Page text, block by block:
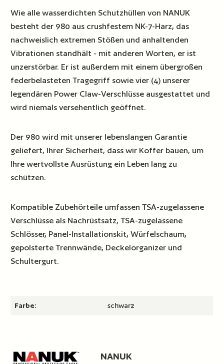
Wie alle wasserdichten Schutzhüllen von NANUK
besteht der 980 aus crushfestem NK-7-Harz, das
nachweislich extremen Stößen und anhaltenden
Vibrationen standhält - mit anderen Worten, er ist
unzerstörbar. Er ist außerdem mit einem übergroßen
federbelasteten Tragegriff sowie vier (4) unserer
legendären Power Claw-Verschlüsse ausgestattet und
wird niemals versehentlich geöffnet.
Der 980 wird mit unserer lebenslangen Garantie
geliefert, Ihrer Sicherheit, dass wir Koffer bauen, um
Ihre wertvollste Ausrüstung ein Leben lang zu
schützen.
Kompatible Zubehörteile umfassen TSA-zugelassene
Verschlüsse als Nachrüstsatz, TSA-zugelassene
Schlösser, Panel-Installationskit, Würfelschaum,
gepolsterte Trennwände, Deckelorganizer und
Schultergurt.
Farbe: schwarz
NANUK